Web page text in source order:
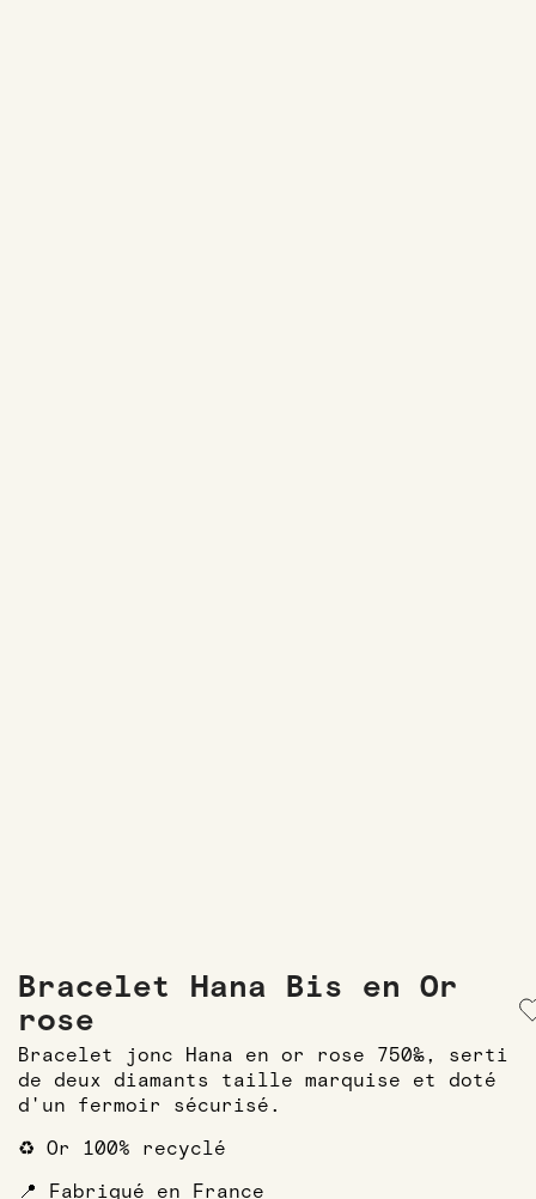
Bracelet Hana Bis en Or
rose
Bracelet jonc Hana en or rose 750‰, serti
de deux diamants taille marquise et doté
d'un fermoir sécurisé.
♻️ Or 100% recyclé
📍 Fabriqué en France